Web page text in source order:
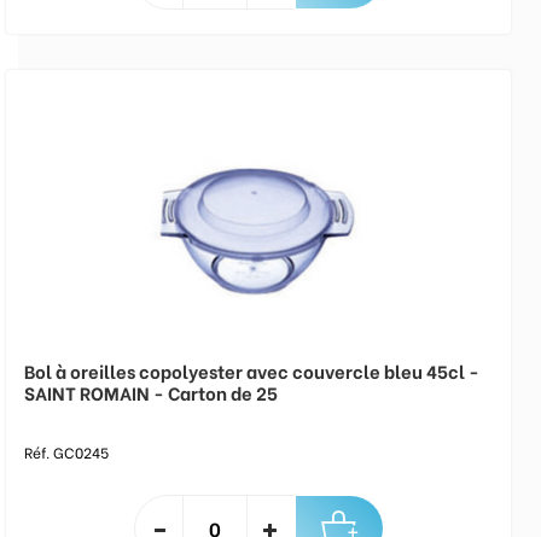
Bol à oreilles copolyester avec couvercle bleu 45cl -
SAINT ROMAIN - Carton de 25
Réf. GC0245